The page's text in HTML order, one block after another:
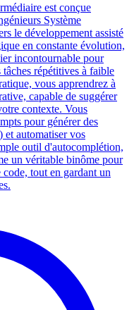
est conçue
Système
le développement assisté
en constante évolution,
incontournable pour
répétitives à faible
vous apprendrez à
capable de suggérer
contexte. Vous
pour générer des
et automatiser vos
outil d'autocomplétion,
un véritable binôme pour
tout en gardant un